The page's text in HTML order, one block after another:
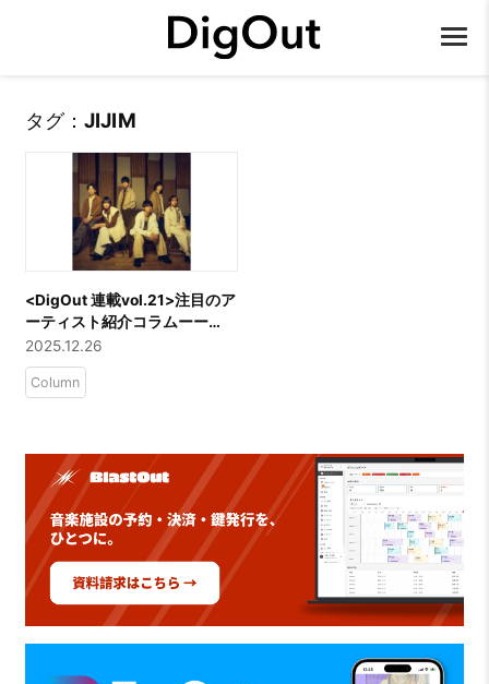
タグ： JIJIM
​​<DigOut 連載vol.21>注目のア
ーティスト紹介コラムーー
「JIJIM」
2025.12.26
Column